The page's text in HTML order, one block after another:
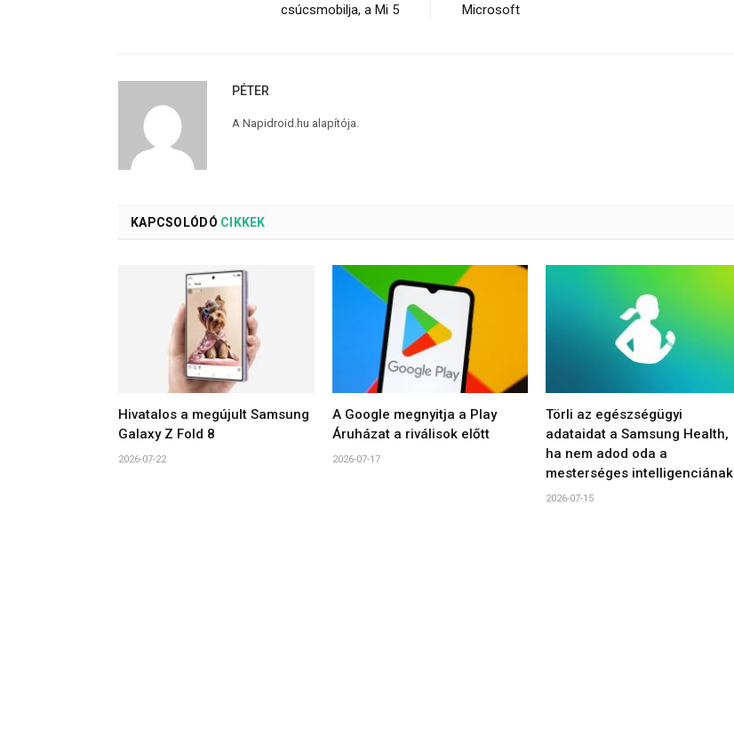
csúcsmobilja, a Mi 5
Microsoft
PÉTER
A Napidroid.hu alapítója.
KAPCSOLÓDÓ CIKKEK
Hivatalos a megújult Samsung
Galaxy Z Fold 8
2026-07-22
A Google megnyitja a Play
Áruházat a riválisok előtt
2026-07-17
Törli az egészségügyi
adataidat a Samsung Health,
ha nem adod oda a
mesterséges intelligenciának
2026-07-15